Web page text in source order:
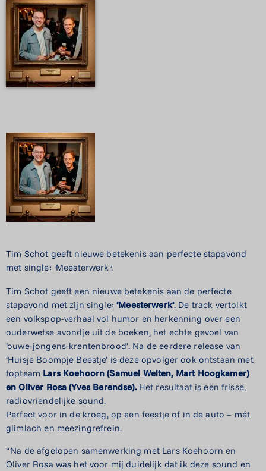
Tim Schot geeft nieuwe betekenis aan perfecte stapavond
met single: ‘Meesterwerk’.
Tim Schot geeft een nieuwe betekenis aan de perfecte
stapavond met zijn single:‘Meesterwerk’. De track vertolkt
een volkspop-verhaal vol humor en herkenning over een
ouderwetse avondje uit de boeken, het echte gevoel van
‘ouwe-jongens-krentenbrood’. Na de eerdere release van
‘Huisje Boompje Beestje’ is deze opvolger ook ontstaan met
topteam Lars Koehoorn (Samuel Welten, Mart Hoogkamer)
en Oliver Rosa (Yves Berendse). Het resultaat is een frisse,
radiovriendelijke sound.
Perfect voor in de kroeg, op een feestje of in de auto – mét
glimlach en meezingrefrein.
“Na de afgelopen samenwerking met Lars Koehoorn en
Oliver Rosa was het voor mij duidelijk dat ik deze sound en